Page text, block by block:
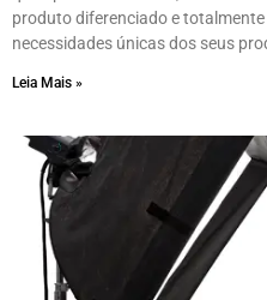
produto diferenciado e
necessidades únicas dos seus
Leia Mais »